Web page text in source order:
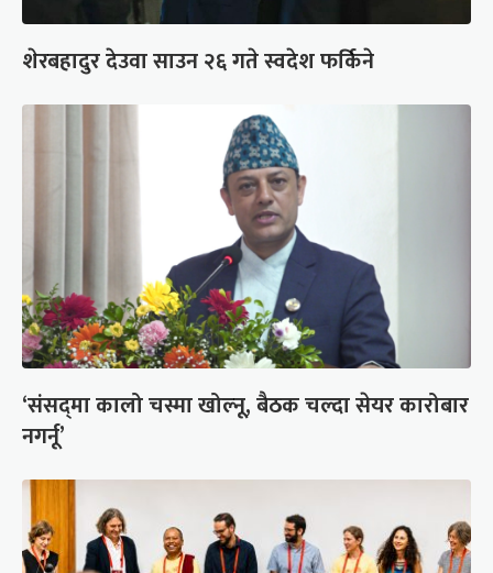
शेरबहादुर देउवा साउन २६ गते स्वदेश फर्किने
‘संसद्‍मा कालो चस्मा खोल्नू, बैठक चल्दा सेयर कारोबार
नगर्नू’